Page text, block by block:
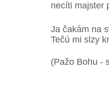
necíti majster
Ja čakám na
Tečú mi slzy
(Pažo Bohu